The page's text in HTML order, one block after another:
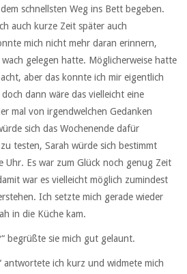
schnellsten Weg ins Bett begeben.
auch kurze Zeit später auch
mich nicht mehr daran erinnern,
gelegen hatte. Möglicherweise hatte
aber das konnte ich mir eigentlich
dann wäre das vielleicht eine
mal von irgendwelchen Gedanken
sich das Wochenende dafür
testen, Sarah würde sich bestimmt
Uhr. Es war zum Glück noch genug Zeit
war es vielleicht möglich zumindest
Ich setzte mich gerade wieder
in die Küche kam.
begrüßte sie mich gut gelaunt.
antwortete ich kurz und widmete mich